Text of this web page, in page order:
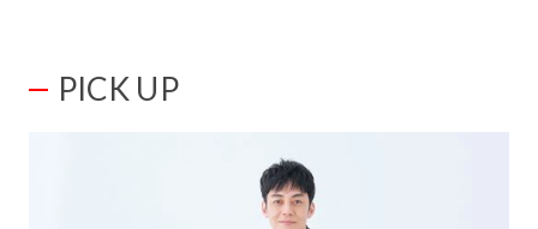
PICK UP